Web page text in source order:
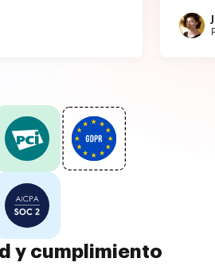
y cumplimiento